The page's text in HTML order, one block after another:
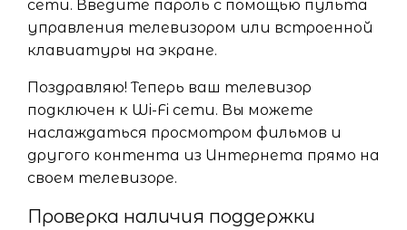
сети. Введите пароль с помощью пульта
управления телевизором или встроенной
клавиатуры на экране.
Поздравляю! Теперь ваш телевизор
подключен к Wi-Fi сети. Вы можете
наслаждаться просмотром фильмов и
другого контента из Интернета прямо на
своем телевизоре.
Проверка наличия поддержки